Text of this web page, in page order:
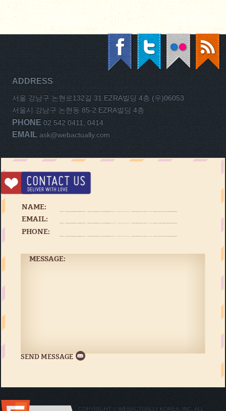
ADDRESS
서울 강남구 논현로132길 31 EZRA빌딩 4층 (우)06053
서울시 강남구 논현동 85-2 EZRA빌딩 4층
PHONE 02 542 0411, 0414
EMAIL ask@webactually.com
NAME:
EMAIL:
PHONE:
MESSAGE:
COPYRIGHT © WEBACTUALLY KOREA, INC. ALL